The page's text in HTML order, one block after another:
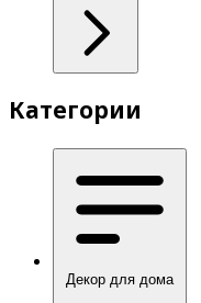
Категории
Декор для дома